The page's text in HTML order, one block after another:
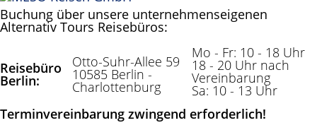
Buchung über unsere unternehmenseigenen
Alternativ Tours Reisebüros:
Reisebüro
Berlin:
Otto-Suhr-Allee 59
10585 Berlin -
Charlottenburg
Mo - Fr: 10 - 18 Uhr
18 - 20 Uhr nach
Vereinbarung
Sa: 10 - 13 Uhr
Terminvereinbarung zwingend erforderlich!